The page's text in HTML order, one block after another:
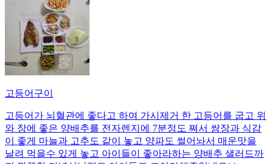
고등어구이
고등어가 뇌혈관에 좋다고 하여 가시제거 한 고등어를 굽고 위
와 장에 좋은 양배추를 전자렌지에 7분정도 쪄서 쌈장과 식감
이 좋게 마늘과 고추도 같이 놓고 양파도 썰어놔서 매운맛을
날려 먹을수 있게 놓고 아이들이 좋아라하는 양배추 샐러드까